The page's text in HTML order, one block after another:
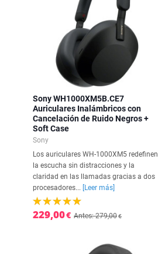
Sony WH1000XM5B.CE7
Auriculares Inalámbricos con
Cancelación de Ruido Negros +
Soft Case
Sony
Los auriculares WH-1000XM5 redefinen
la escucha sin distracciones y la
claridad en las llamadas gracias a dos
procesadores...
[Leer más]
229,00€ Antes: 279,00€